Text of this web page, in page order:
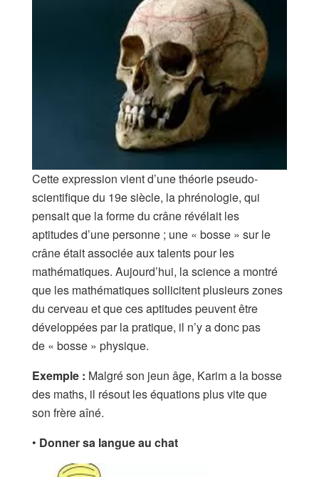
Cette expression vient d’une théorie pseudo-
scientifique du 19e siècle, la phrénologie, qui
pensait que la forme du crâne révélait les
aptitudes d’une personne ; une « bosse » sur le
crâne était associée aux talents pour les
mathématiques. Aujourd’hui, la science a montré
que les mathématiques sollicitent plusieurs zones
du cerveau et que ces aptitudes peuvent être
développées par la pratique, il n’y a donc pas
de « bosse » physique.
Exemple : Malgré son jeun âge, Karim a la bosse
des maths, il résout les équations plus vite que
son frère aîné.
• Donner sa langue au chat